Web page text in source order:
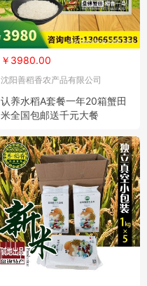
￥3980.00
沈阳善稻香农产品有限公司
认养水稻A套餐一年20箱蟹田
米全国包邮送千元大餐